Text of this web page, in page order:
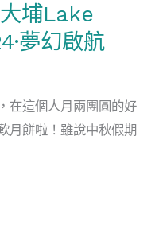
埔Lake
夢幻啟航
在這個人月兩團圓的好
月餅啦！雖說中秋假期